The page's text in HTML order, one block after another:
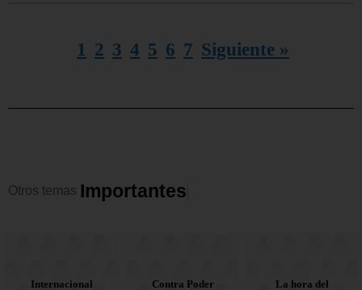
1 2 3 4 5 6 7 Siguiente »
Otros temas Importantes
Internacional
Contra Poder
Contra Poder
Corruptos en
La hora del
Corruptos en